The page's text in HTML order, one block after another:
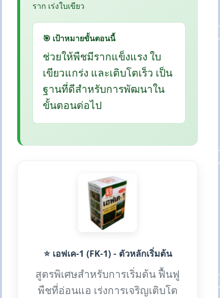
ราก เร่งใบเขียว
🎯 เป้าหมายขั้นตอนนี้
ช่วยให้พืชมีรากแข็งแรง ใบ
เขียวแกร่ง และเติบโตเร็ว เป็น
ฐานที่ดีสำหรับการพัฒนาใน
ขั้นตอนต่อไป
⭐ เอฟเค-1 (FK-1) - ตัวหลักเริ่มต้น
สูตรพิเศษสำหรับการเริ่มต้น ฟื้นฟู
พืชที่อ่อนแอ เร่งการเจริญเติบโต